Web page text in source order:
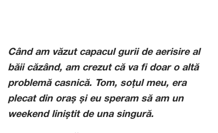
Când am văzut capacul gurii de aerisire al
băii căzând, am crezut că va fi doar o altă
problemă casnică. Tom, soțul meu, era
plecat din oraș și eu speram să am un
weekend liniștit de una singură.